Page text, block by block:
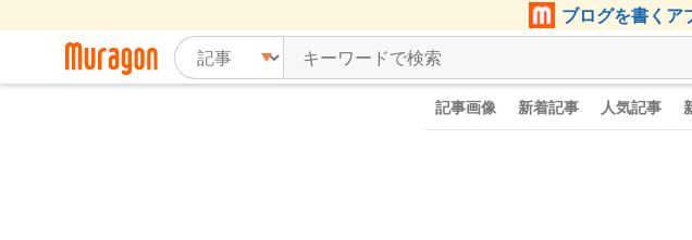
ブログを書くア
記事画像 新着記事 人気記事